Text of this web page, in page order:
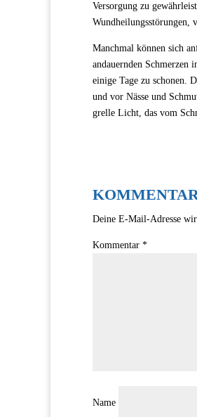
Versorgung zu
Wundheilungsstörungen,
Manchmal können sich
andauernden
einige Tage zu schonen.
und vor Nässe und
grelle Licht, das vom
Deine E-Mail-Adresse
Kommentar *
Name